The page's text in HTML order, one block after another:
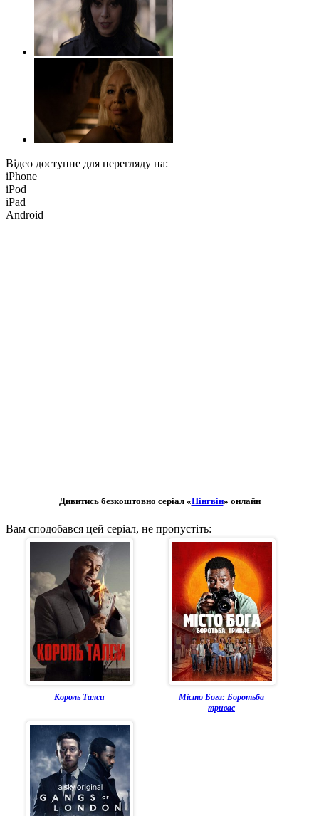
Відео доступне для перегляду на:
iPhone
iPod
iPad
Android
Дивитись безкоштовно серіал «Пінгвін» онлайн
Вам сподобався цей серіал, не пропустіть:
Король Талси
Місто Бога: Боротьба
триває